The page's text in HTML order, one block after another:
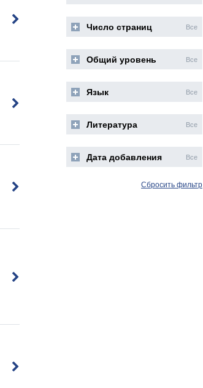
Число страниц Все
Общий уровень Все
Язык Все
Литература Все
Дата добавления Все
Сбросить фильтр